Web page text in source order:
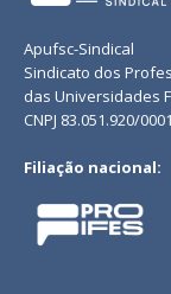
Apufsc-Sindical
Sindicato dos
das Universidades
CNPJ 83.051.920/
Filiação nacional: